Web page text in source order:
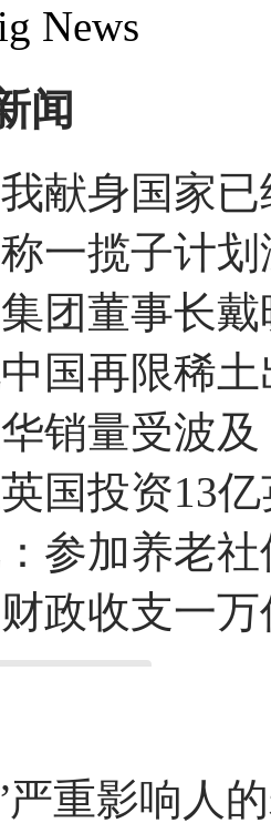
News
闻
献身国家
一揽子计
团董事长
国再限稀
销量受波
国投资13
参加养老
政收支一
严重影响人